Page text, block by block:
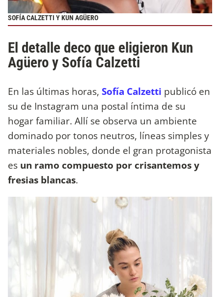
SOFÍA CALZETTI Y KUN AGÜERO
El detalle deco que eligieron Kun
Agüero y Sofía Calzetti
En las últimas horas, Sofía Calzetti publicó en
su de Instagram una postal íntima de su
hogar familiar. Allí se observa un ambiente
dominado por tonos neutros, líneas simples y
materiales nobles, donde el gran protagonista
es un ramo compuesto por crisantemos y
fresias blancas.